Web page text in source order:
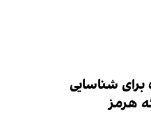
برای شناسایی
هرمز